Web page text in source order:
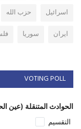
اسرائيل
حزب الله
ايران
سوريا
VOTING POLL
الحوادث المتنقلة (عين
التقسيم